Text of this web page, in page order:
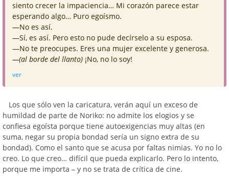
siento crecer la impaciencia… Mi corazón parece estar
esperando algo… Puro egoísmo.
—No es así.
—Sí, es así. Pero esto no pude decírselo a su esposa.
—No te preocupes. Eres una mujer excelente y generosa.
—(al borde del llanto) ¡No, no lo soy!
ver
Los que sólo ven la caricatura, verán aquí un exceso de
humildad de parte de Noriko: no admite los elogios y se
confiesa egoísta porque tiene autoexigencias muy altas (en
suma, negar su propia bondad sería un signo extra de su
bondad). Como el santo que se acusa por faltas nimias. Yo no lo
creo. Lo que creo… difícil que pueda explicarlo. Pero lo intento,
porque me importa – y no se trata de crítica de cine.